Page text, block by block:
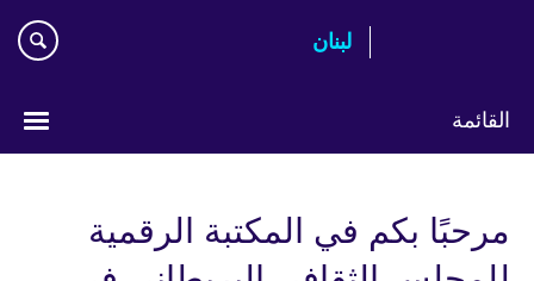
لبنان
القائمة
language
مرحبًا بكم في المكتبة الرقمية